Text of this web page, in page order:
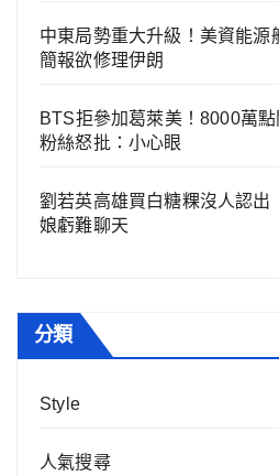
中東局勢重大升級！美資能
簡報欲修理伊朗
BTS拒參加葛萊美！8000萬
粉絲怒批：小心眼
劉若英高雄買白糖粿沒人認
娘虧難聊天
分類
Style
人氣搜尋